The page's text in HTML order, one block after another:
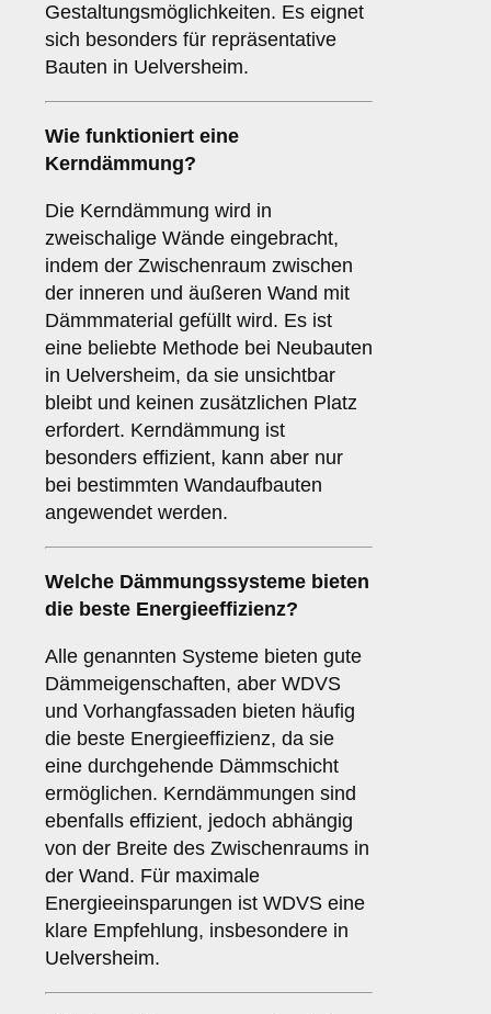
Gestaltungsmöglichkeiten. Es eignet
sich besonders für repräsentative
Bauten in Uelversheim.
Wie funktioniert eine
Kerndämmung?
Die Kerndämmung wird in
zweischalige Wände eingebracht,
indem der Zwischenraum zwischen
der inneren und äußeren Wand mit
Dämmmaterial gefüllt wird. Es ist
eine beliebte Methode bei Neubauten
in Uelversheim, da sie unsichtbar
bleibt und keinen zusätzlichen Platz
erfordert. Kerndämmung ist
besonders effizient, kann aber nur
bei bestimmten Wandaufbauten
angewendet werden.
Welche Dämmungssysteme bieten
die beste Energieeffizienz?
Alle genannten Systeme bieten gute
Dämmeigenschaften, aber WDVS
und Vorhangfassaden bieten häufig
die beste Energieeffizienz, da sie
eine durchgehende Dämmschicht
ermöglichen. Kerndämmungen sind
ebenfalls effizient, jedoch abhängig
von der Breite des Zwischenraums in
der Wand. Für maximale
Energieeinsparungen ist WDVS eine
klare Empfehlung, insbesondere in
Uelversheim.